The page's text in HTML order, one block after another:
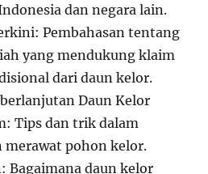
dan negara lain.
Pembahasan tentang
yang mendukung klaim
dari daun kelor.
Daun Kelor
Tips dan trik dalam
merawat pohon kelor.
Bagaimana daun kelor